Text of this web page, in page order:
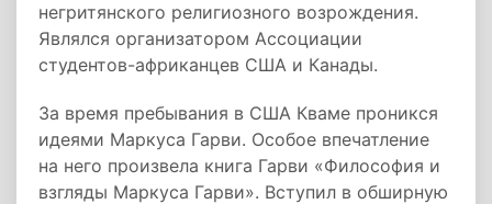
негритянского религиозного возрождения.
Являлся организатором Ассоциации
студентов-африканцев США и Канады.
За время пребывания в США Кваме проникся
идеями Маркуса Гарви. Особое впечатление
на него произвела книга Гарви «Философия и
взгляды Маркуса Гарви». Вступил в обширную